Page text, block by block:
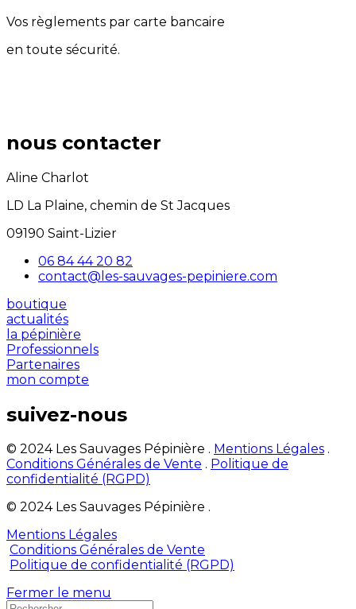
Vos règlements par carte bancaire
en toute sécurité.
nous contacter
Aline Charlot
LD La Plaine, chemin de St Jacques
09190 Saint-Lizier
06 84 44 20 82
contact@les-sauvages-pepiniere.com
boutique
actualités
la pépinière
Professionnels
Partenaires
mon compte
suivez-nous
© 2024 Les Sauvages Pépinière . Mentions Légales .
Conditions Générales de Vente . Politique de
confidentialité (RGPD)
© 2024 Les Sauvages Pépinière .
Mentions Légales
Conditions Générales de Vente
Politique de confidentialité (RGPD)
Fermer le menu